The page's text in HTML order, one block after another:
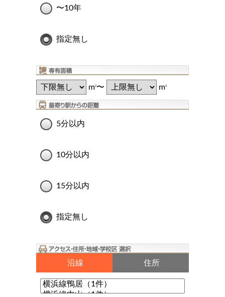
〜10年
指定無し
m2〜 m2
5分以内
10分以内
15分以内
指定無し
沿線 住所